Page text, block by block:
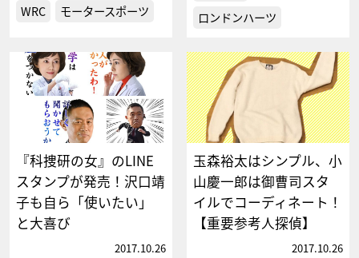
WRC モータースポーツ
ロンドンハーツ
『科捜研の女』のLINE
スタンプが発売！沢口靖
子も自ら「使いたい」
と大喜び
2017.10.26
玉森裕太はシンプル、小
山慶一郎は御曹司スタ
イルでコーディネート！
【重要参考人探偵】
2017.10.26